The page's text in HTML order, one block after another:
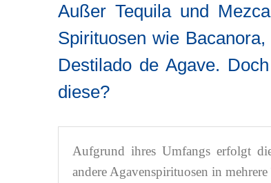
Außer Tequila und
Spirituosen wie
Destilado de Agave.
diese?
Aufgrund ihres Umfangs erfolgt
andere Agavenspirituosen in